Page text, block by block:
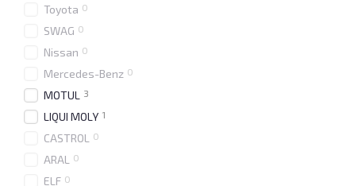
Toyota 0
SWAG 0
Nissan 0
Mercedes-Benz 0
MOTUL 3
LIQUI MOLY 1
CASTROL 0
ARAL 0
ELF 0